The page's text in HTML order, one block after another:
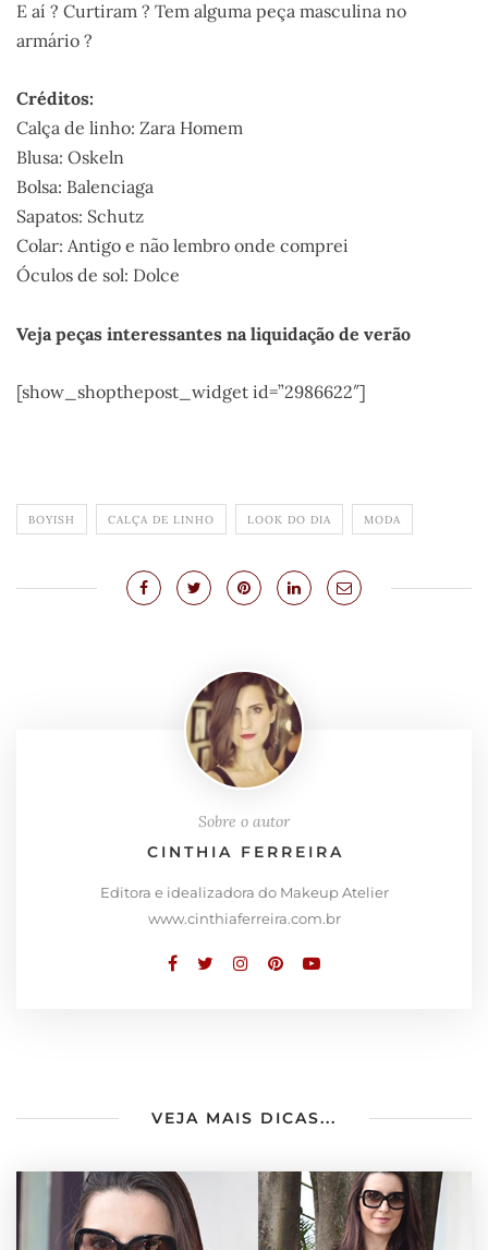
E aí ? Curtiram ? Tem alguma peça masculina no
armário ?
Créditos:
Calça de linho: Zara Homem
Blusa: Oskeln
Bolsa: Balenciaga
Sapatos: Schutz
Colar: Antigo e não lembro onde comprei
Óculos de sol: Dolce
Veja peças interessantes na liquidação de verão
[show_shopthepost_widget id=”2986622″]
BOYISH CALÇA DE LINHO LOOK DO DIA MODA
Sobre o autor
CINTHIA FERREIRA
Editora e idealizadora do Makeup Atelier
www.cinthiaferreira.com.br
VEJA MAIS DICAS...